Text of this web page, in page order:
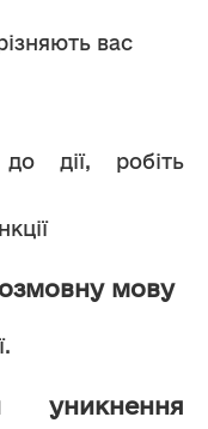
вас
до дії, робіть
мову
уникнення